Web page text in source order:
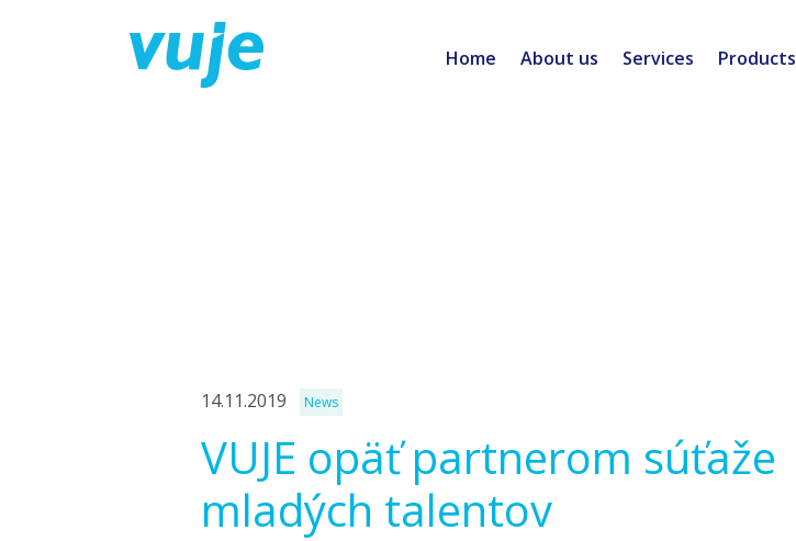
Home About us Services Products
14.11.2019 News
VUJE opäť partnerom súťaže
mladých talentov